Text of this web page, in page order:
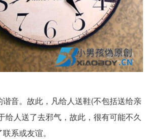
音。故此，凡给人送鞋(不包括送给亲
给人送了去邪气，故此，很有可能不久
系或友谊。